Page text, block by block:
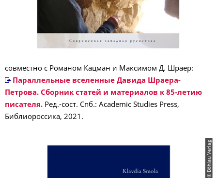
совместно с Романом Кацман и Максимом Д. Шраер:
Параллельные вселенные Давида Шраера-
Петрова. Сборник статей и материалов к 85-летию
писателя. Ред.-сост. Спб.: Academic Studies Press,
Библиороссика, 2021.
© Böhlau Verlag